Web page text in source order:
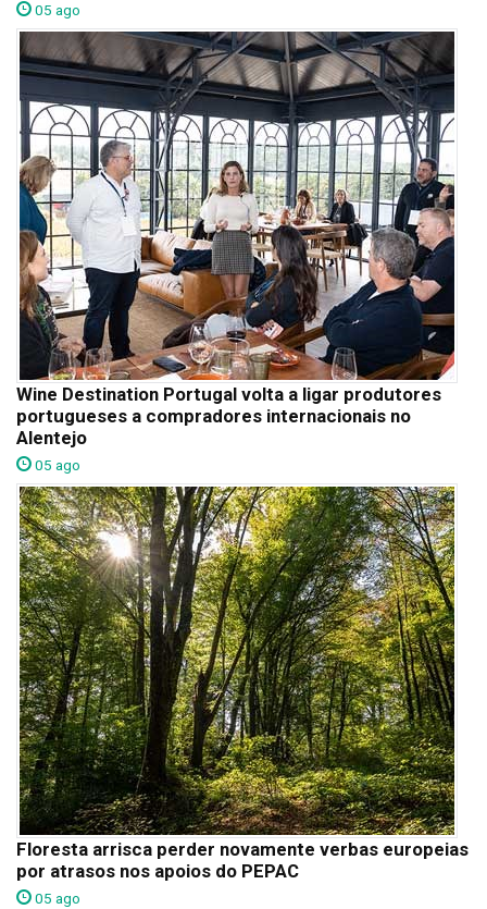
05 ago
Wine Destination Portugal volta a ligar produtores
portugueses a compradores internacionais no
Alentejo
05 ago
Floresta arrisca perder novamente verbas europeias
por atrasos nos apoios do PEPAC
05 ago